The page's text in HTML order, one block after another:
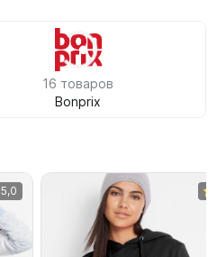
16 товаров
Bonprix
5,0